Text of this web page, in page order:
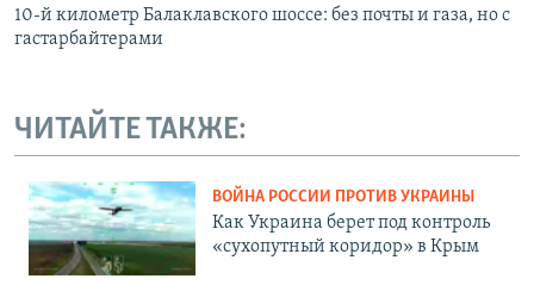
10-й километр Балаклавского шоссе: без почты и газа, но с
гастарбайтерами
ЧИТАЙТЕ ТАКЖЕ:
ВОЙНА РОССИИ ПРОТИВ УКРАИНЫ
Как Украина берет под контроль
«сухопутный коридор» в Крым